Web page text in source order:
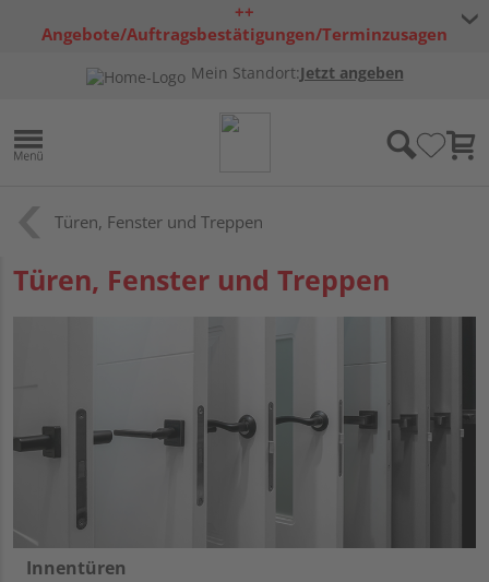
++
Angebote/Auftragsbestätigungen/Terminzusagen
Mein Standort:Jetzt angeben
Türen, Fenster und Treppen
Türen, Fenster und Treppen
Innentüren